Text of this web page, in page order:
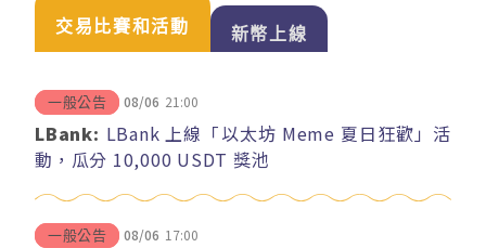
交易比賽和活動 新幣上線
一般公告 08/06 21:00
LBank: LBank 上線「以太坊 Meme 夏日狂歡」活
動，瓜分 10,000 USDT 獎池
一般公告 08/06 17:00